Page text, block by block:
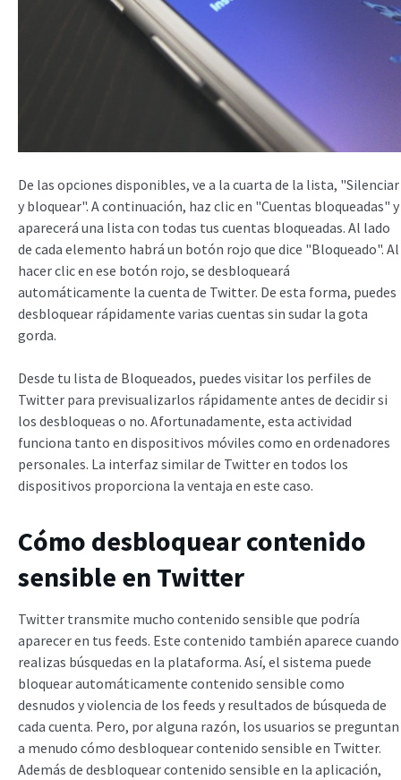
De las opciones disponibles, ve a la cuarta de la lista, "Silenciar
y bloquear". A continuación, haz clic en "Cuentas bloqueadas" y
aparecerá una lista con todas tus cuentas bloqueadas. Al lado
de cada elemento habrá un botón rojo que dice "Bloqueado". Al
hacer clic en ese botón rojo, se desbloqueará
automáticamente la cuenta de Twitter. De esta forma, puedes
desbloquear rápidamente varias cuentas sin sudar la gota
gorda.
Desde tu lista de Bloqueados, puedes visitar los perfiles de
Twitter para previsualizarlos rápidamente antes de decidir si
los desbloqueas o no. Afortunadamente, esta actividad
funciona tanto en dispositivos móviles como en ordenadores
personales. La interfaz similar de Twitter en todos los
dispositivos proporciona la ventaja en este caso.
Cómo desbloquear contenido
sensible en Twitter
Twitter transmite mucho contenido sensible que podría
aparecer en tus feeds. Este contenido también aparece cuando
realizas búsquedas en la plataforma. Así, el sistema puede
bloquear automáticamente contenido sensible como
desnudos y violencia de los feeds y resultados de búsqueda de
cada cuenta. Pero, por alguna razón, los usuarios se preguntan
a menudo cómo desbloquear contenido sensible en Twitter.
Además de desbloquear contenido sensible en la aplicación,